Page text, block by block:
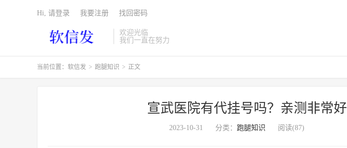
欢迎光临
我们一直在努力
Hi, 请登录 我要注册 找回密码
当前位置： 软信发 > 跑腿知识 > 正文
宣武医院有代挂号吗？亲测非常好
2023-10-31 分类： 跑腿知识 阅读(87)